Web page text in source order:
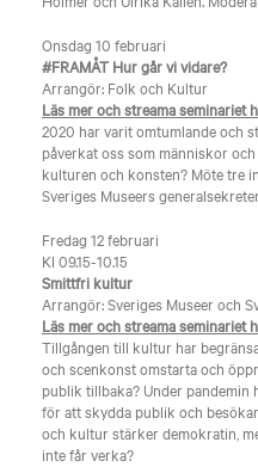
Onsdag 10 februari
#FRAMÅT Hur går vi vidare?
Arrangör: Folk och Kultur
Läs mer och streama seminariet
2020 har varit omtumlande och
påverkat oss som människor
kulturen och konsten? Möte tre
Sveriges Museers
Fredag 12 februari
Kl 09.15-10.15
Smittfri kultur
Arrangör: Sveriges Museer och
Läs mer och streama seminariet
Tillgången till kultur har
och scenkonst omstarta och
publik tillbaka? Under
för att skydda publik och
och kultur stärker demokratin,
inte får verka?